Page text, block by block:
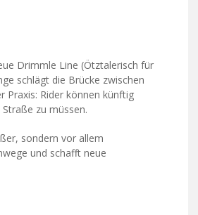
Drimmle Line (Ötztalerisch für
schlägt die Brücke zwischen
Praxis: Rider können künftig
zu müssen.
sondern vor allem
und schafft neue